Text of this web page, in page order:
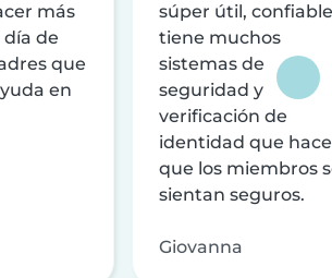
más
día de
que
en
súper útil,
tiene muchos
sistemas de
seguridad y
verificación de
identidad que
que los miembros
sientan seguros.
Giovanna